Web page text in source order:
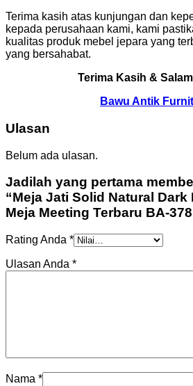
Terima kasih atas kunjungan dan
kepada perusahaan kami, kami
kualitas produk mebel jepara yang
yang bersahabat.
Terima Kasih &
Bawu Antik
Ulasan
Belum ada ulasan.
Jadilah yang pertama
“Meja Jati Solid Natural Dark
Meja Meeting Terbaru BA-
Rating Anda *
Ulasan Anda *
Nama *